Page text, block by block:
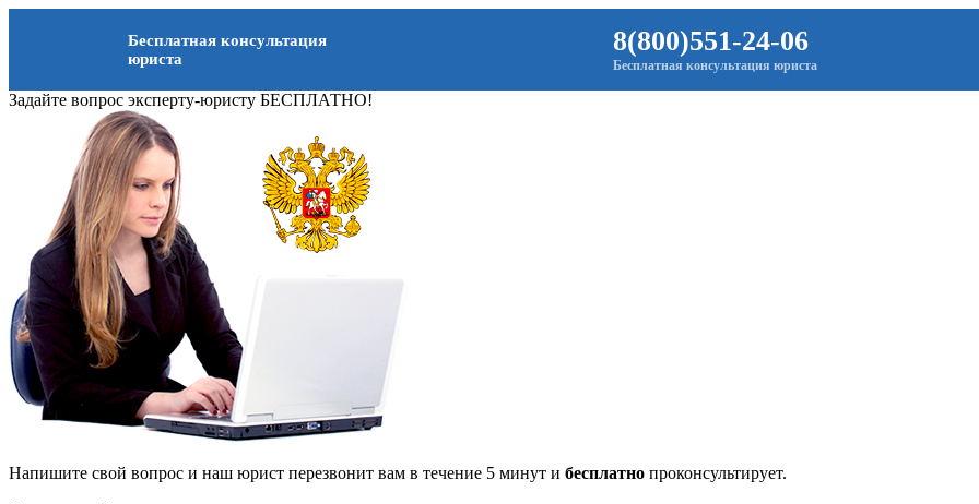
Бесплатная консультация
юриста
8(800)551-24-06
Бесплатная консультация юриста
Задайте вопрос эксперту-юристу БЕСПЛАТНО!
Напишите свой вопрос и наш юрист перезвонит вам в течение 5 минут и бесплатно проконсультирует.